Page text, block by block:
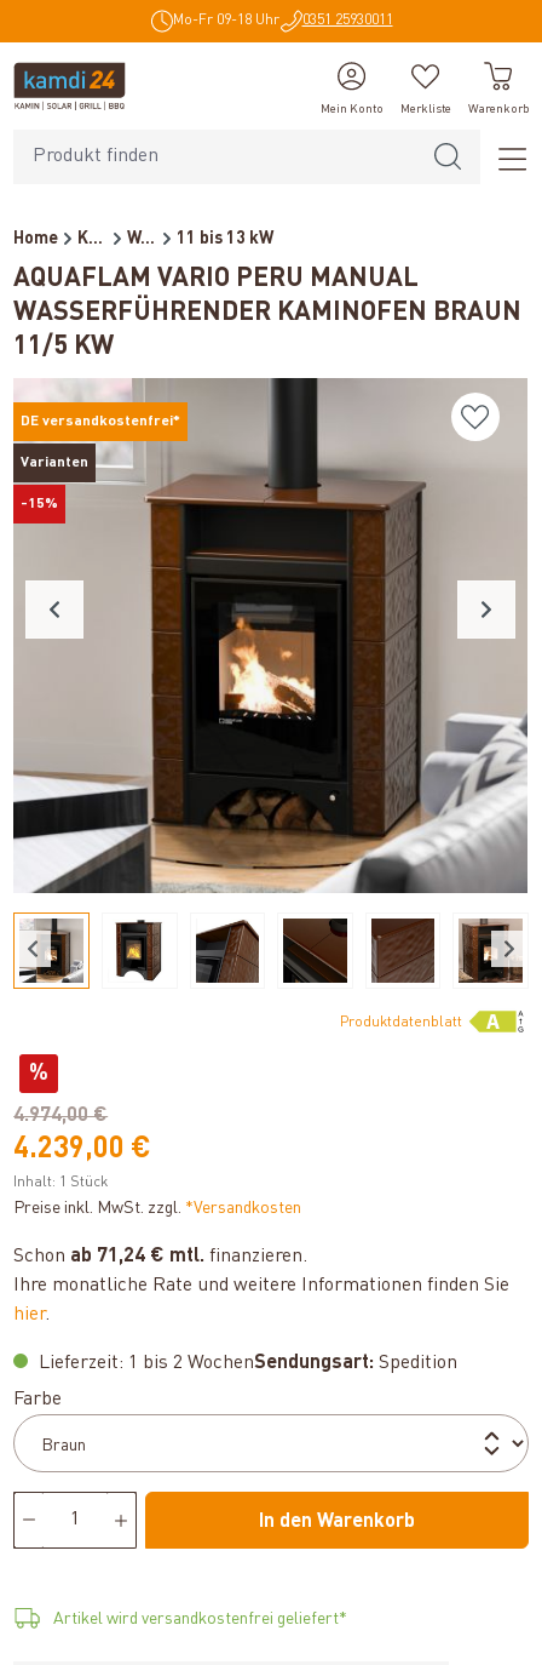
Mo-Fr 09-18 Uhr 0351 25930011
Mein Konto Merkliste Warenkorb
Home Kaminöfen Wasserführende Kaminöfen 11 bis 13 kW
AQUAFLAM VARIO PERU MANUAL
WASSERFÜHRENDER KAMINOFEN BRAUN
11/5 KW
DE versandkostenfrei*
Varianten
-15%
Produktdatenblatt
%
4.974,00 €
4.239,00 €
Inhalt: 1 Stück
Preise inkl. MwSt. zzgl. *Versandkosten
Schon ab 71,24 € mtl. finanzieren.
Ihre monatliche Rate und weitere Informationen finden Sie
hier.
Lieferzeit: 1 bis 2 WochenSendungsart: Spedition
Farbe
In den Warenkorb
Artikel wird versandkostenfrei geliefert*